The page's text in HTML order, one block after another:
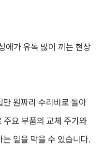
에가 유독 많이 끼는 현상
원짜리 수리비로 돌아
요 부품의 교체 주기와
일을 막을 수 있습니다.